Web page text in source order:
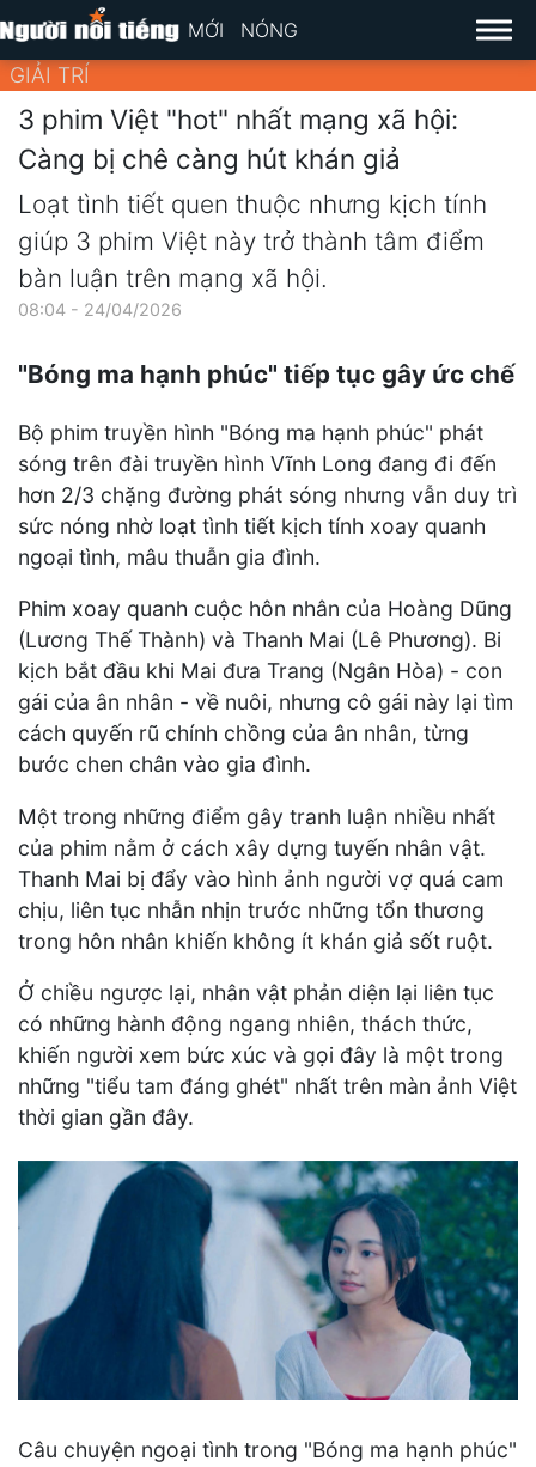
MỚI NÓNG
GIẢI TRÍ
3 phim Việt "hot" nhất mạng xã hội:
Càng bị chê càng hút khán giả
Loạt tình tiết quen thuộc nhưng kịch tính
giúp 3 phim Việt này trở thành tâm điểm
bàn luận trên mạng xã hội.
08:04 - 24/04/2026
"Bóng ma hạnh phúc" tiếp tục gây ức chế
Bộ phim truyền hình "Bóng ma hạnh phúc" phát
sóng trên đài truyền hình Vĩnh Long đang đi đến
hơn 2/3 chặng đường phát sóng nhưng vẫn duy trì
sức nóng nhờ loạt tình tiết kịch tính xoay quanh
ngoại tình, mâu thuẫn gia đình.
Phim xoay quanh cuộc hôn nhân của Hoàng Dũng
(Lương Thế Thành) và Thanh Mai (Lê Phương). Bi
kịch bắt đầu khi Mai đưa Trang (Ngân Hòa) - con
gái của ân nhân - về nuôi, nhưng cô gái này lại tìm
cách quyến rũ chính chồng của ân nhân, từng
bước chen chân vào gia đình.
Một trong những điểm gây tranh luận nhiều nhất
của phim nằm ở cách xây dựng tuyến nhân vật.
Thanh Mai bị đẩy vào hình ảnh người vợ quá cam
chịu, liên tục nhẫn nhịn trước những tổn thương
trong hôn nhân khiến không ít khán giả sốt ruột.
Ở chiều ngược lại, nhân vật phản diện lại liên tục
có những hành động ngang nhiên, thách thức,
khiến người xem bức xúc và gọi đây là một trong
những "tiểu tam đáng ghét" nhất trên màn ảnh Việt
thời gian gần đây.
Câu chuyện ngoại tình trong "Bóng ma hạnh phúc"